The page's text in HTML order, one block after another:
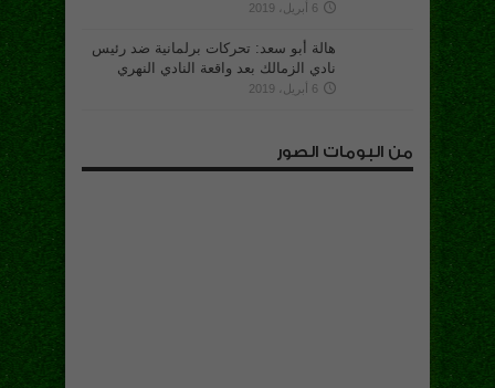
6 أبريل، 2019
هالة أبو سعد: تحركات برلمانية ضد رئيس
نادي الزمالك بعد واقعة النادي النهري
6 أبريل، 2019
من البومات الصور